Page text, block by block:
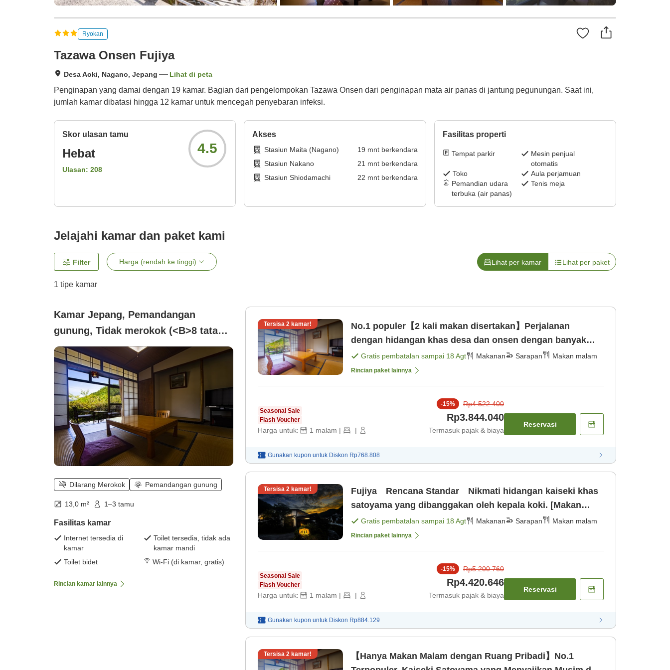
Ryokan
Tazawa Onsen Fujiya
Desa Aoki, Nagano, Jepang Lihat di peta
Penginapan yang damai dengan 19 kamar. Bagian dari pengelompokan Tazawa Onsen dari penginapan mata air panas di jantung pegunungan. Saat ini,
jumlah kamar dibatasi hingga 12 kamar untuk mencegah penyebaran infeksi.
Skor ulasan tamu
Hebat
Ulasan: 208
4.5
Akses
Stasiun Maita (Nagano) 19 mnt berkendara
Stasiun Nakano
21 mnt berkendara
Stasiun Shiodamachi
22 mnt berkendara
Fasilitas properti
Tempat parkir
Mesin penjual
otomatis
Toko
Aula perjamuan
Pemandian udara
terbuka (air panas)
Tenis meja
Jelajahi kamar dan paket kami
Filter Harga (rendah ke tinggi) Lihat per kamar Lihat per paket
1 tipe kamar
Kamar Jepang, Pemandangan
gunung, Tidak merokok (<B>8 tatami
(dengan toilet))
Dilarang Merokok Pemandangan gunung
13,0 m² 1–3 tamu
Fasilitas kamar
Internet tersedia di
kamar
Toilet tersedia, tidak ada
kamar mandi
Toilet bidet
Wi-Fi (di kamar, gratis)
Rincian kamar lainnya
Tersisa 2 kamar!
No.1 populer【2 kali makan disertakan】Perjalanan
dengan hidangan khas desa dan onsen dengan banyak
pengunjung tetap [Makan malam] [Sarapan]
Gratis pembatalan sampai 18 Agt Makanan Sarapan Makan malam
Rincian paket lainnya
Seasonal Sale
Flash Voucher
Harga untuk: 1 malam | |
-15% Rp4.522.400
Rp3.844.040
Termasuk pajak & biaya
Reservasi
Gunakan kupon untuk Diskon Rp768.808
Tersisa 2 kamar!
Fujiya Rencana Standar Nikmati hidangan kaiseki khas
satoyama yang dibanggakan oleh kepala koki. [Makan
malam] [Sarapan]
Gratis pembatalan sampai 18 Agt Makanan Sarapan Makan malam
Rincian paket lainnya
Seasonal Sale
Flash Voucher
Harga untuk: 1 malam | |
-15% Rp5.200.760
Rp4.420.646
Termasuk pajak & biaya
Reservasi
Gunakan kupon untuk Diskon Rp884.129
Tersisa 2 kamar!
【Hanya Makan Malam dengan Ruang Pribadi】No.1